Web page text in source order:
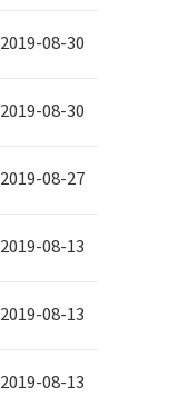
2019-08-30
2019-08-30
2019-08-27
2019-08-13
2019-08-13
2019-08-13